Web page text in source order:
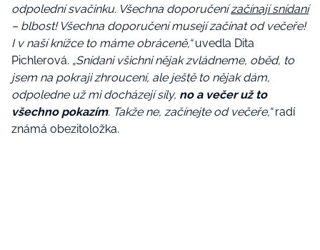
odpolední svačinku. Všechna doporučenízačínají snídaní
– blbost! Všechna doporučení musejí začínat od večeře!
I v naší knížce to máme obráceně,“uvedla Dita
Pichlerová. „Snídani všichni nějak zvládneme, oběd, to
jsem na pokraji zhroucení, ale ještě to nějak dám,
odpoledne už mi docházejí síly, no a večer už to
všechno pokazím. Takže ne, začínejte od večeře,“radí
známá obezitoložka.